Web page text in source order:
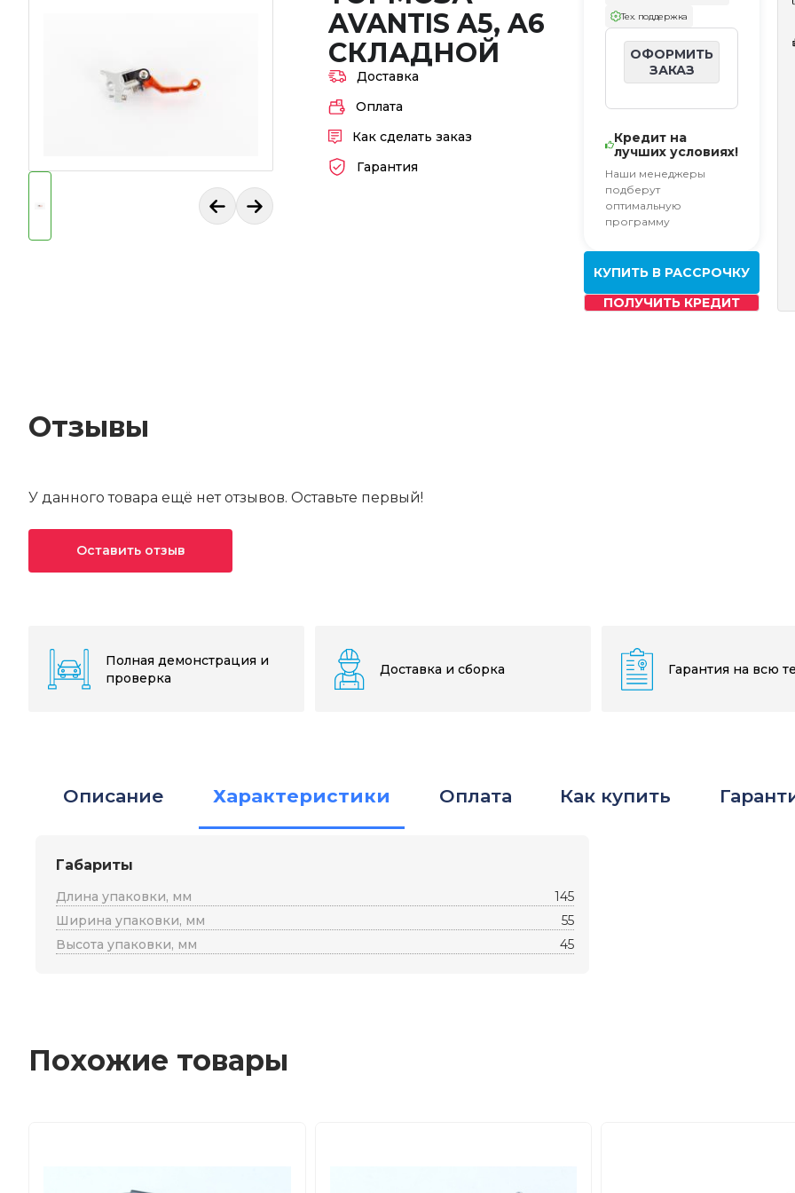
AVANTIS A5, A6
СКЛАДНОЙ
Доставка
Оплата
Как сделать заказ
Гарантия
Тех. поддержка
ОФОРМИТЬ
ЗАКАЗ
Кредит на
лучших условиях!
Наши менеджеры
подберут
оптимальную
программу
КУПИТЬ В РАССРОЧКУ
ПОЛУЧИТЬ КРЕДИТ
Отзывы
У данного товара ещё нет отзывов. Оставьте первый!
Оставить отзыв
Полная демонстрация и
проверка
Доставка и сборка Гарантия на всю
Описание Характеристики Оплата Как купить
Габариты
Длина упаковки, мм
145
Ширина упаковки, мм
55
Высота упаковки, мм
45
Похожие товары